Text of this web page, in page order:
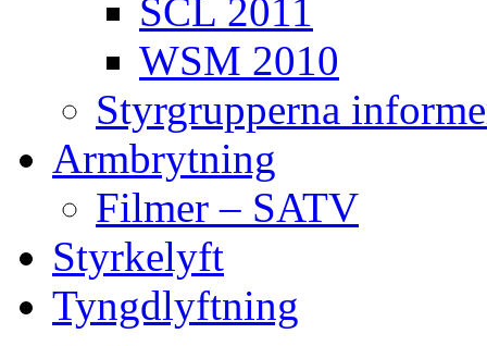
SCL 2011
WSM 2010
Styrgrupperna
Armbrytning
Filmer – SATV
Styrkelyft
Tyngdlyftning